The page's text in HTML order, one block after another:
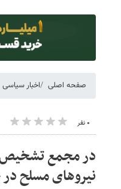
صفحه اصلی اخبار سیاسی
۰ نفر
در مجمع تشخیص
نیروهای مسلح